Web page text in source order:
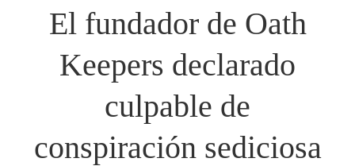
El fundador de Oath
Keepers declarado
culpable de
conspiración sediciosa